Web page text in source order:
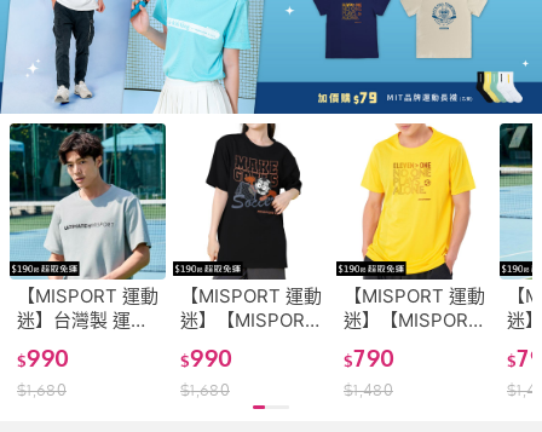
【MISPORT 運動
迷】台灣製 運動
上衣 T恤-
ULTIMATEMisport(MIT
立體機能棉衣 排
$990
$1,680
【MISPORT 運動
迷】【MISPORT
運動迷】台灣製
運動上衣 T恤-足
球射門小將(大圖
$990
$1,680
【MISPORT 運動
迷】【MISPORT
運動迷】台灣製
運動上衣 T恤-足
球，不是一個人
$790
$1,480
【
迷
上
全
- 排
$
$